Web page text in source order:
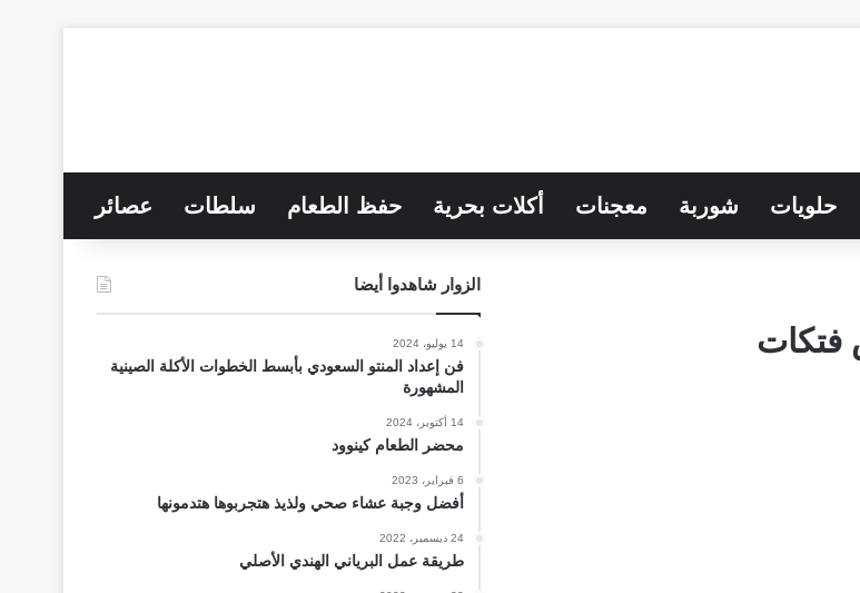
حلويات شوربة معجنات أكلات بحرية حفظ الطعام سلطات عصائر
فتكات
الزوار شاهدوا أيضا
14 يوليو، 2024
فن إعداد المنتو السعودي بأبسط الخطوات الأكلة الصينية
المشهورة
14 أكتوبر، 2024
محضر الطعام كينوود
6 فبراير، 2023
أفضل وجبة عشاء صحي ولذيذ هتجربوها هتدمونها
24 ديسمبر، 2022
طريقة عمل البرياني الهندي الأصلي